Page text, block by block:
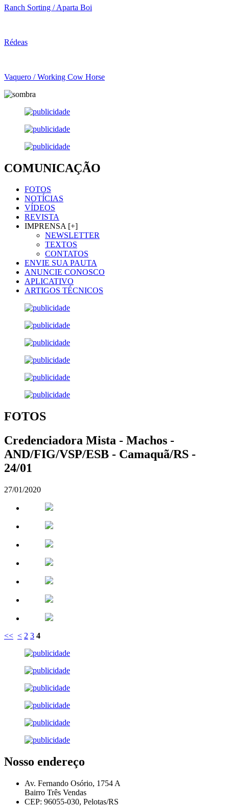
Ranch Sorting / Aparta Boi
Rédeas
Vaquero / Working Cow Horse
COMUNICAÇÃO
FOTOS
NOTÍCIAS
VÍDEOS
REVISTA
IMPRENSA [+]
NEWSLETTER
TEXTOS
CONTATOS
ENVIE SUA PAUTA
ANUNCIE CONOSCO
APLICATIVO
ARTIGOS TÉCNICOS
FOTOS
Credenciadora Mista - Machos -
AND/FIG/VSP/ESB - Camaquã/RS -
24/01
27/01/2020
<< < 2 3 4
Nosso endereço
Av. Fernando Osório, 1754 A
Bairro Três Vendas
CEP: 96055-030, Pelotas/RS